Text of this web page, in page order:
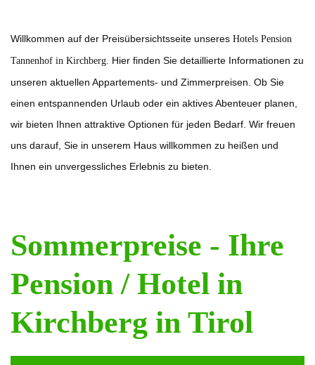
Willkommen auf der Preisübersichtsseite unseres Hotels Pension
Tannenhof in Kirchberg. Hier finden Sie detaillierte Informationen zu
unseren aktuellen Appartements- und Zimmerpreisen. Ob Sie
einen entspannenden Urlaub oder ein aktives Abenteuer planen,
wir bieten Ihnen attraktive Optionen für jeden Bedarf. Wir freuen
uns darauf, Sie in unserem Haus willkommen zu heißen und
Ihnen ein unvergessliches Erlebnis zu bieten.
Sommerpreise - Ihre
Pension / Hotel in
Kirchberg in Tirol